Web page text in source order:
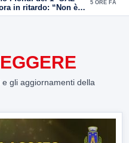
in ritardo: “Non è
5 ORE FA
gli aggiornamenti della